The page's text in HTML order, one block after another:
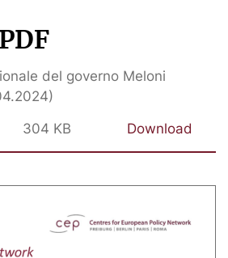
del governo Meloni
304 KB Download